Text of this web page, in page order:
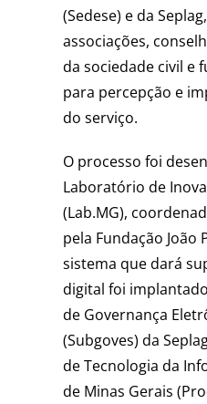
(Sedese) e da
associações,
da sociedade civil e
para percepção e
do serviço.
O processo foi
Laboratório de
(Lab.MG),
pela Fundação João
sistema que dará
digital foi
de Governança
(Subgoves) da
de Tecnologia da
de Minas Gerais